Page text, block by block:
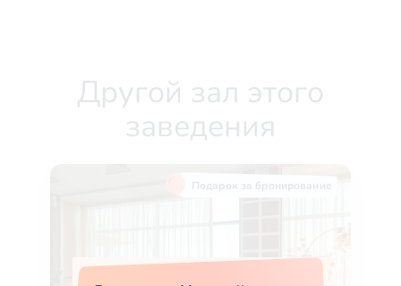
Другой зал этого
заведения